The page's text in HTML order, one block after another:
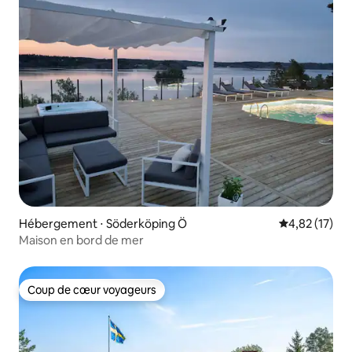
Hébergement ⋅ Söderköping Ö Évaluation
4,82 (17)
Maison en bord de mer
Coup de cœur voyageurs
Coup de cœur voyageurs